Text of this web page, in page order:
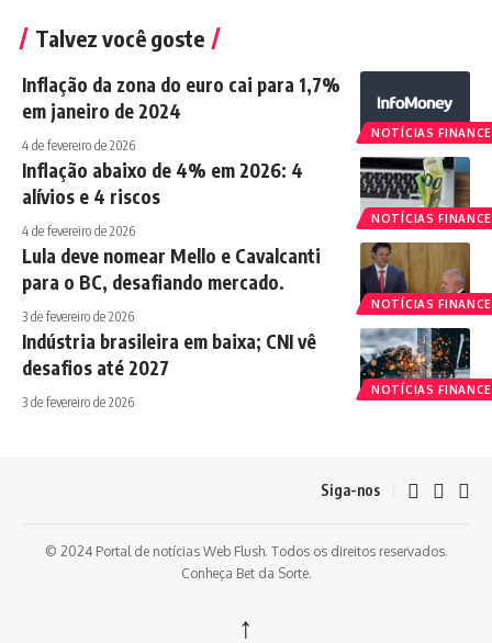
Talvez você goste
NOTÍCIAS
Inflação da zona do euro cai para 1,7%
em janeiro de 2024
4 de fevereiro de 2026
NOTÍCIAS
Inflação abaixo de 4% em 2026: 4
alívios e 4 riscos
4 de fevereiro de 2026
NOTÍCIAS
Lula deve nomear Mello e Cavalcanti
para o BC, desafiando mercado.
3 de fevereiro de 2026
NOTÍCIAS
Indústria brasileira em baixa; CNI vê
desafios até 2027
3 de fevereiro de 2026
Siga-nos
© 2024 Portal de notícias Web Flush. Todos os direitos reservados.
Conheça Bet da Sorte.
↑